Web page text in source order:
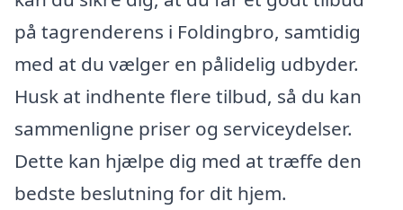
på tagrenderens i Foldingbro, samtidig
med at du vælger en pålidelig udbyder.
Husk at indhente flere tilbud, så du kan
sammenligne priser og serviceydelser.
Dette kan hjælpe dig med at træffe den
bedste beslutning for dit hjem.